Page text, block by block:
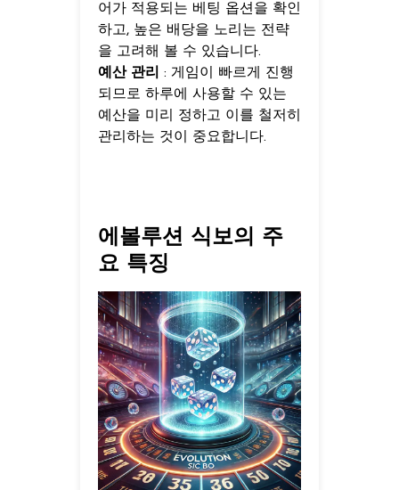
어가 적용되는 베팅 옵션을 확인
하고, 높은 배당을 노리는 전략
을 고려해 볼 수 있습니다.
예산 관리 : 게임이 빠르게 진행
되므로 하루에 사용할 수 있는
예산을 미리 정하고 이를 철저히
관리하는 것이 중요합니다.
에볼루션 식보의 주
요 특징